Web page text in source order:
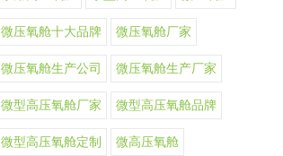
微压氧舱十大品牌 微压氧舱厂家
微压氧舱生产公司 微压氧舱生产厂家
微型高压氧舱厂家 微型高压氧舱品牌
微型高压氧舱定制 微高压氧舱